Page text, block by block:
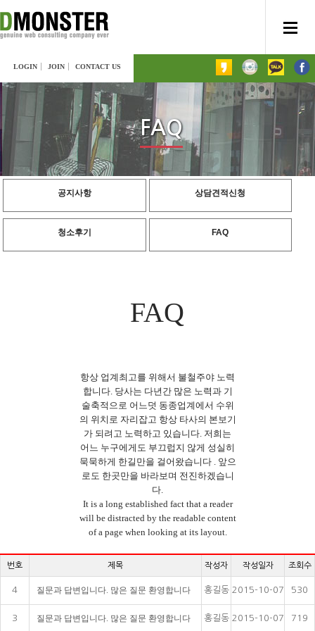
LOGIN JOIN CONTACT US
FAQ
공지사항 상담견적신청
청소후기 FAQ
FAQ
항상 업계최고를 위해서 불철주야 노력
합니다. 당사는 다년간 많은 노력과 기
술축적으로 어느덧 동종업계에서 수위
의 위치로 자리잡고 항상 타사의 본보기
가 되려고 노력하고 있습니다. 저희는
어느 누구에게도 부끄럽지 않게 성실히
묵묵하게 한길만을 걸어왔습니다 . 앞으
로도 한곳만을 바라보며 전진하겠습니
다.
It is a long established fact that a reader
will be distracted by the readable content
of a page when looking at its layout.
번호 제목 작성자 작성일자 조회수
4 질문과 답변입니다. 많은 질문 환영합니다 홍길동 2015-10-07 530
3 질문과 답변입니다. 많은 질문 환영합니다 홍길동 2015-10-07 719